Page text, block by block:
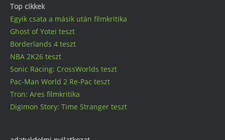
Top cikkek
Egyik csata a másik után filmkritika
Ghost of Yotei teszt
Borderlands 4 teszt
NBA 2K26 teszt
Sonic Racing: CrossWorlds teszt
Pac-Man World 2 Re-Pac teszt
Tron: Ares filmkritika
Digimon Story: Time Stranger teszt